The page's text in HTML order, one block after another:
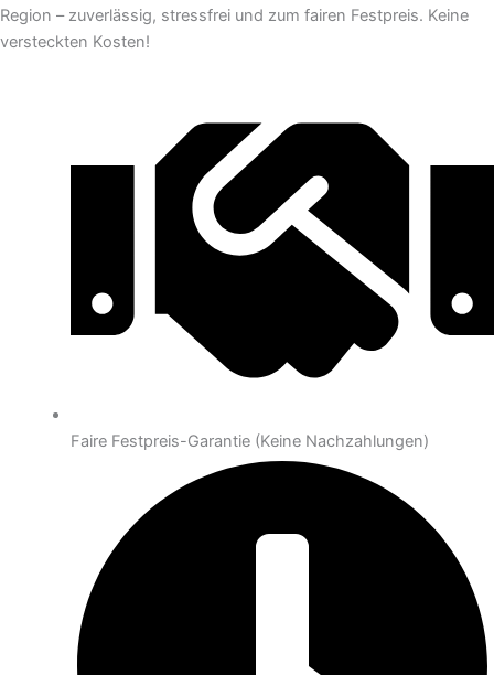
Region – zuverlässig, stressfrei und zum fairen Festpreis. Keine
versteckten Kosten!
Faire Festpreis-Garantie (Keine Nachzahlungen)